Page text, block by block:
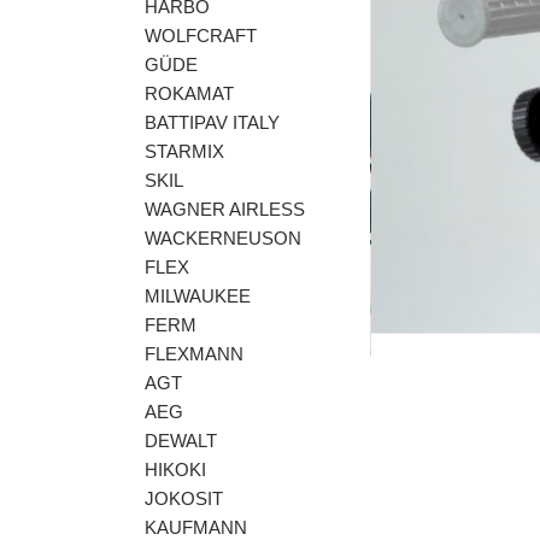
HARBO
WOLFCRAFT
GÜDE
ROKAMAT
BATTIPAV ITALY
STARMIX
SKIL
WAGNER AIRLESS
WACKERNEUSON
FLEX
MILWAUKEE
FERM
FLEXMANN
AGT
AEG
DEWALT
HIKOKI
JOKOSIT
KAUFMANN